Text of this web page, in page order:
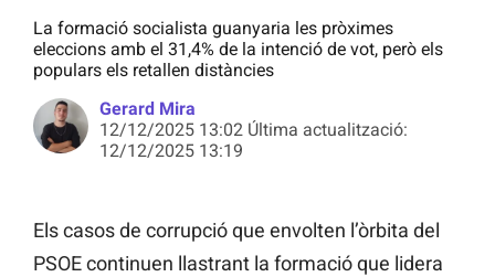
La formació socialista guanyaria les pròximes
eleccions amb el 31,4% de la intenció de vot, però els
populars els retallen distàncies
Gerard Mira
12/12/2025 13:02 Última actualització:
12/12/2025 13:19
Els casos de corrupció que envolten l’òrbita del
PSOE continuen llastrant la formació que lidera